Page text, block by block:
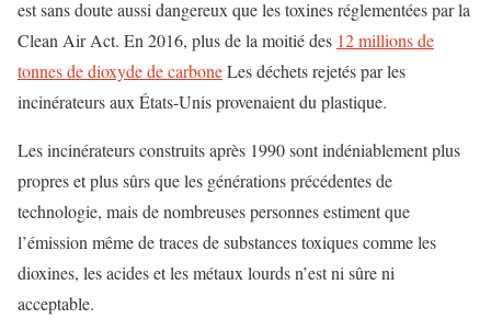
est sans doute aussi dangereux que les toxines réglementées par la
Clean Air Act. En 2016, plus de la moitié des 12 millions de
tonnes de dioxyde de carboneLes déchets rejetés par les
incinérateurs aux États-Unis provenaient du plastique.
Les incinérateurs construits après 1990 sont indéniablement plus
propres et plus sûrs que les générations précédentes de
technologie, mais de nombreuses personnes estiment que
l’émission même de traces de substances toxiques comme les
dioxines, les acides et les métaux lourds n’est ni sûre ni
acceptable.